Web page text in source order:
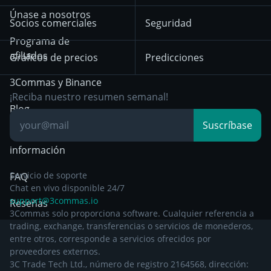
Exchanges
HTX
Bybit
BNB
Trading
Position Trading
Breakout Trading
diciembre de 2025
Aviso de privacidad a
partir del 29 de
diciembre de 2024
Otra documentación
legal
Únase a nosotros
Programa de
afiliados
3Commas y Binance
Blog
Centro de
información
FAQ
Reseñas
Socios comerciales
Gráficos de precios
Seguridad
Predicciones
¡Reciba nuestro resumen semanal!
Suscríbase
Servicio de soporte
Chat en vivo disponible 24/7
support@3commas.io
3Commas solo proporciona software. Cualquier referencia a
trading, exchange, transferencias o servicios de monederos,
entre otros, corresponde a servicios ofrecidos por
proveedores externos.
3C Trade Tech Ltd., número de registro 2164568, dirección: